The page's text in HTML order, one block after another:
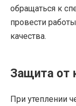
обращаться к
провести
качества.
Защита от
При утеплении